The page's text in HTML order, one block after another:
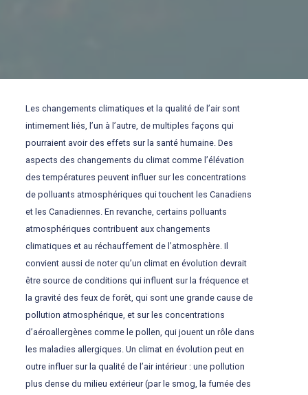
Les changements climatiques et la qualité de l’air sont
intimement liés, l’un à l’autre, de multiples façons qui
pourraient avoir des effets sur la santé humaine. Des
aspects des changements du climat comme l’élévation
des températures peuvent influer sur les concentrations
de polluants atmosphériques qui touchent les Canadiens
et les Canadiennes. En revanche, certains polluants
atmosphériques contribuent aux changements
climatiques et au réchauffement de l’atmosphère. Il
convient aussi de noter qu’un climat en évolution devrait
être source de conditions qui influent sur la fréquence et
la gravité des feux de forêt, qui sont une grande cause de
pollution atmosphérique, et sur les concentrations
d’aéroallergènes comme le pollen, qui jouent un rôle dans
les maladies allergiques. Un climat en évolution peut en
outre influer sur la qualité de l’air intérieur : une pollution
plus dense du milieu extérieur (par le smog, la fumée des